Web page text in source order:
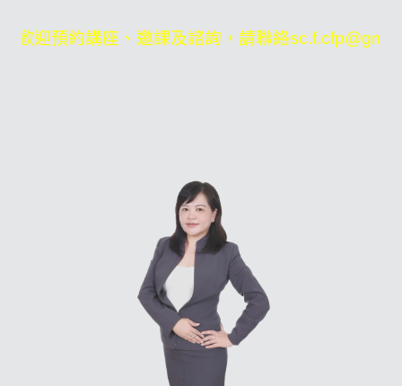
歡迎預約講座、邀課及諮詢，請聯絡